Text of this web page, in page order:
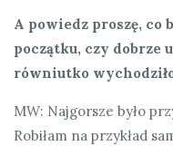
A powiedz proszę, co
początku, czy dobrze
równiutko
MW: Najgorsze było
Robiłam na przykład